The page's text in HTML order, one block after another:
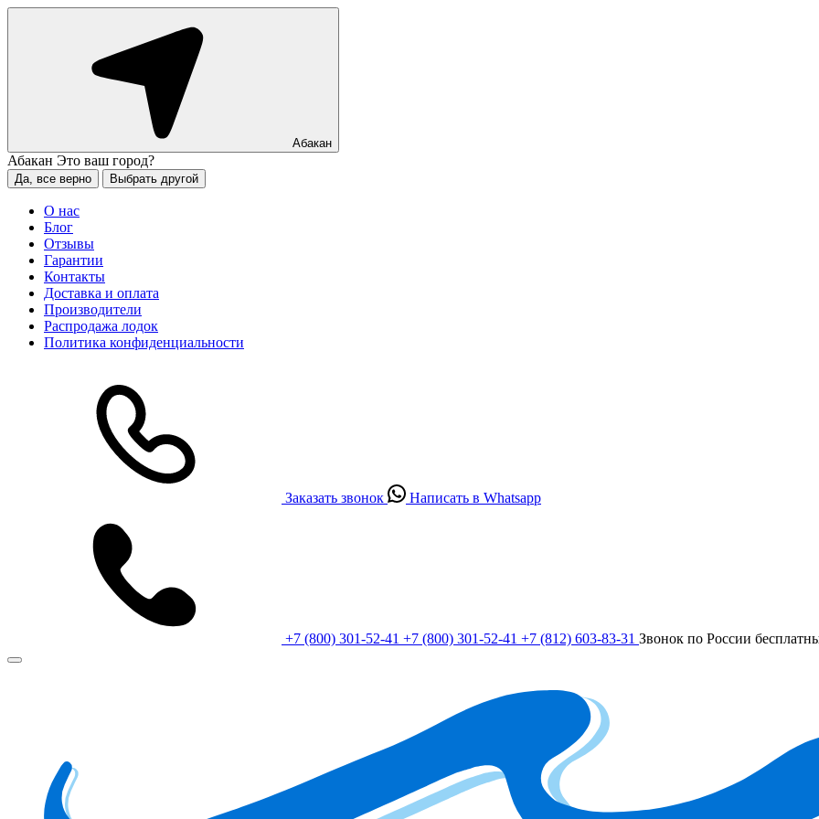
Абакан
Абакан Это ваш город?
Да, все верно Выбрать другой
О нас
Блог
Отзывы
Гарантии
Контакты
Доставка и оплата
Производители
Распродажа лодок
Политика конфиденциальности
Заказать звонок Написать в Whatsapp
+7 (800) 301-52-41 +7 (800) 301-52-41 +7 (812) 603-83-31 Звонок по России